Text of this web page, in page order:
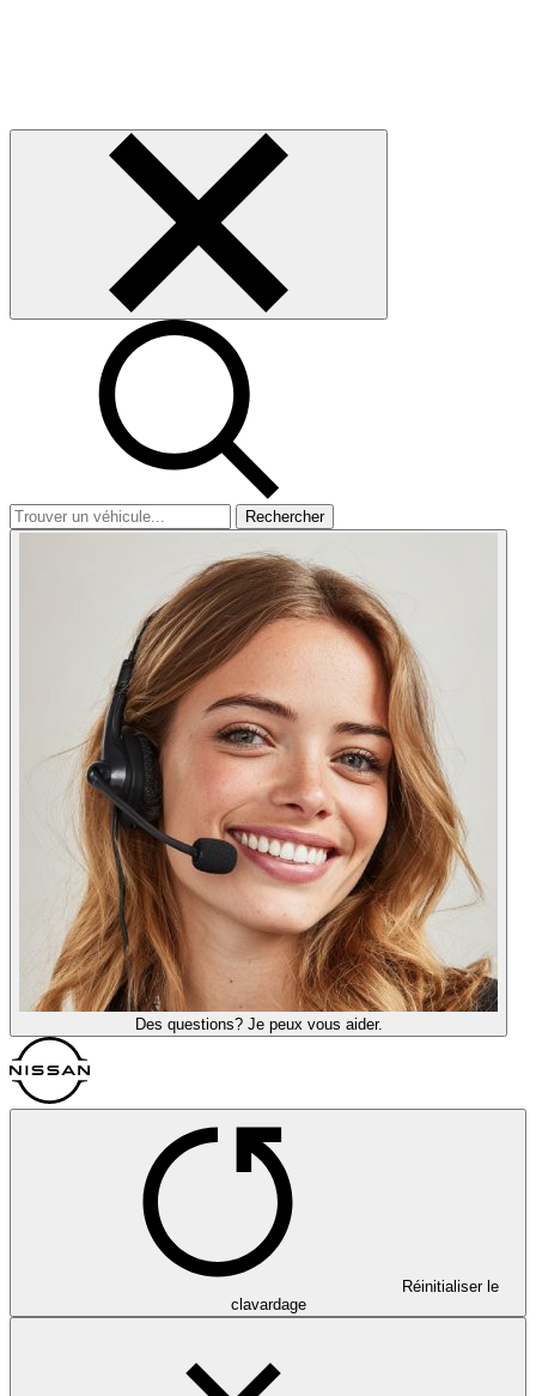
Rechercher
Des questions? Je peux vous aider.
Réinitialiser le
clavardage